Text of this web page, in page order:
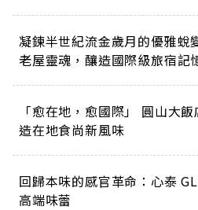
凝鍊半世紀流金歲月的優雅蛻
老屋靈魂，釀造國際級旅宿記
「愈在地，愈國際」 圓山大
造在地食尚新風味
回歸本味的感官革命：心泰
高端味蕾